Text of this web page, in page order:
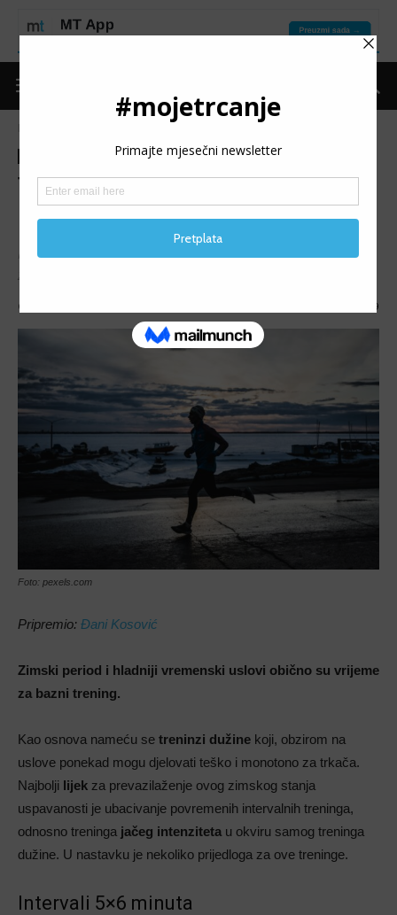
Izdvojeno Put do forme Trening
TRI TEMPO TRENINGA: Za
razbijanje zimske monotonije
Hladno vrijeme i zimski period ne bi trebali biti prepreka
za povremene treninge brzine.
Objavio 1539
Foto: pexels.com
Pripremio: Đani Kosović
Zimski period i hladniji vremenski uslovi obično su vrijeme
za bazni trening.
Kao osnova nameću se treninzi dužine koji, obzirom na
uslove ponekad mogu djelovati teško i monotono za trkača.
Najbolji lijek za prevazilaženje ovog zimskog stanja
uspavanosti je ubacivanje povremenih intervalnih treninga,
odnosno treninga jačeg intenziteta u okviru samog treninga
dužine. U nastavku je nekoliko prijedloga za ove treninge.
Intervali 5×6 minuta